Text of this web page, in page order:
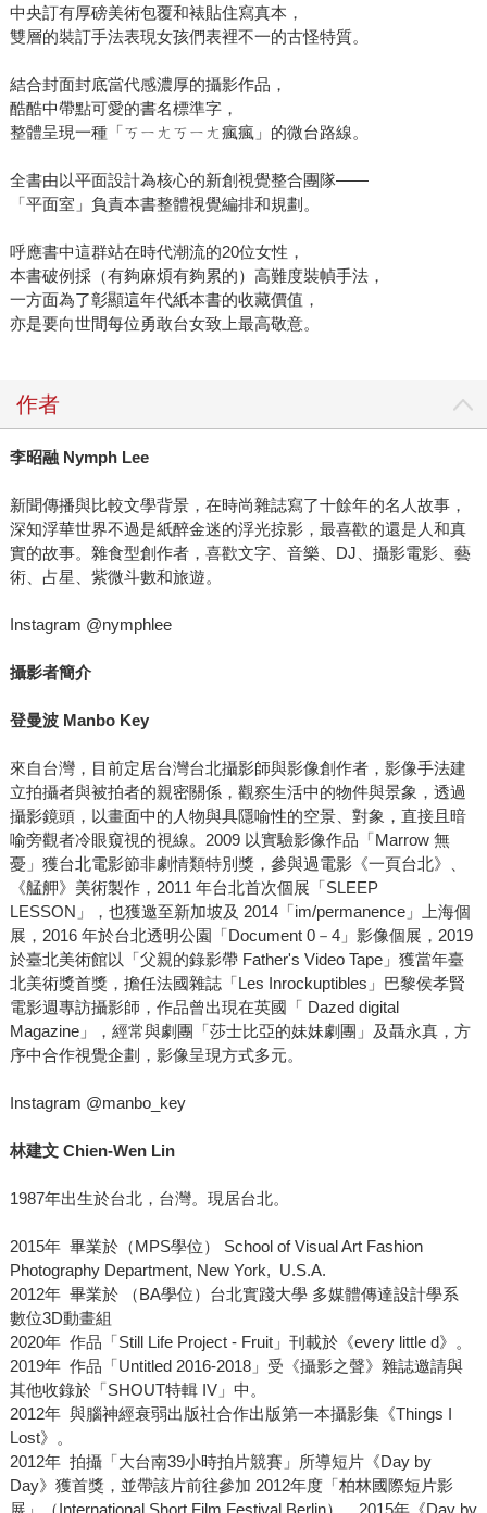
中央訂有厚磅美術包覆和裱貼住寫真本，
雙層的裝訂手法表現女孩們表裡不一的古怪特質。
結合封面封底當代感濃厚的攝影作品，
酷酷中帶點可愛的書名標準字，
整體呈現一種「ㄎㄧㄤㄎㄧㄤ瘋瘋」的微台路線。
全書由以平面設計為核心的新創視覺整合團隊——
「平面室」負責本書整體視覺編排和規劃。
呼應書中這群站在時代潮流的20位女性，
本書破例採（有夠麻煩有夠累的）高難度裝幀手法，
一方面為了彰顯這年代紙本書的收藏價值，
亦是要向世間每位勇敢台女致上最高敬意。
作者
李昭融Nymph Lee
新聞傳播與比較文學背景，在時尚雜誌寫了十餘年的名人故事，
深知浮華世界不過是紙醉金迷的浮光掠影，最喜歡的還是人和真
實的故事。雜食型創作者，喜歡文字、音樂、DJ、攝影電影、藝
術、占星、紫微斗數和旅遊。
Instagram @nymphlee
攝影者簡介
登曼波Manbo Key
來自台灣，目前定居台灣台北攝影師與影像創作者，影像手法建
立拍攝者與被拍者的親密關係，觀察生活中的物件與景象，透過
攝影鏡頭，以畫面中的人物與具隱喻性的空景、對象，直接且暗
喻旁觀者冷眼窺視的視線。2009 以實驗影像作品「Marrow 無
憂」獲台北電影節非劇情類特別獎，參與過電影《一頁台北》、
《艋舺》美術製作，2011 年台北首次個展「SLEEP
LESSON」，也獲邀至新加坡及 2014「im/permanence」上海個
展，2016 年於台北透明公園「Document 0－4」影像個展，2019
於臺北美術館以「父親的錄影帶 Father's Video Tape」獲當年臺
北美術獎首獎，擔任法國雜誌「Les Inrockuptibles」巴黎侯孝賢
電影週專訪攝影師，作品曾出現在英國「 Dazed digital
Magazine」，經常與劇團「莎士比亞的妹妹劇團」及聶永真，方
序中合作視覺企劃，影像呈現方式多元。
Instagram @manbo_key
林建⽂Chien-Wen Lin
1987年出生於台北，台灣。現居台北。
2015年 畢業於（MPS學位） School of Visual Art Fashion
Photography Department, New York, U.S.A.
2012年 畢業於 （BA學位）台北實踐大學 多媒體傳達設計學系
數位3D動畫組
2020年 作品「Still Life Project - Fruit」刊載於《every little d》。
2019年 作品「Untitled 2016-2018」受《攝影之聲》雜誌邀請與
其他收錄於「SHOUT特輯 IV」中。
2012年 與腦神經衰弱出版社合作出版第一本攝影集《Things I
Lost》。
2012年 拍攝「大台南39小時拍片競賽」所導短片《Day by
Day》獲首獎，並帶該片前往參加 2012年度「柏林國際短片影